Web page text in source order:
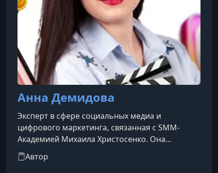
Анна Демидова
Эксперт в сфере социальных медиа и
цифрового маркетинга, связанная с SMM-
Академией Михаила Христосенко. Она
является автором и соавтором нескольких
обучающих программ, направленных на
Автор